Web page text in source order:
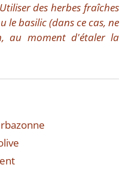
des herbes fraîches
le basilic (dans ce cas, ne
au moment d'étaler la